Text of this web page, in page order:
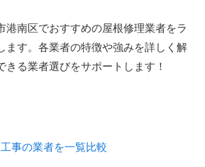
港南区でおすすめの屋根修理業者をラ
ます。各業者の特徴や強みを詳しく解
きる業者選びをサポートします！
事の業者を一覧比較